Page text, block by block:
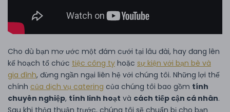
Cho dù bạn mơ ước một đám cưới tại lâu đài, hay đang lên
kế hoạch tổ chức tiệc công ty hoặc sự kiện với bạn bè và
gia đình, đừng ngần ngại liên hệ với chúng tôi. Những lợi thế
chính của dịch vụ catering của chúng tôi bao gồm tính
chuyên nghiệp, tính linh hoạt và cách tiếp cận cá nhân.
Sau khi thỏa thuận trước, chúng tôi sẽ chuẩn bị cho bạn